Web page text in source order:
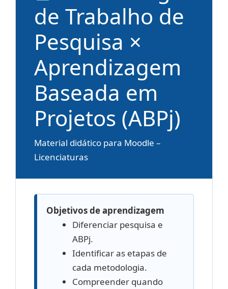
de Trabalho de
Pesquisa ×
Aprendizagem
Baseada em
Projetos (ABPj)
Material didático para Moodle –
Licenciaturas
Objetivos de aprendizagem
Diferenciar pesquisa e
ABPj.
Identificar as etapas de
cada metodologia.
Compreender quando